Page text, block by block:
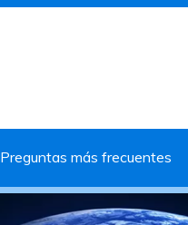
Preguntas más frecuentes